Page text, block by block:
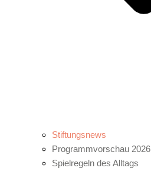
Stiftungsnews
Programmvorschau 2026
Spielregeln des Alltags